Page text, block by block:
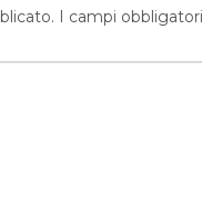
I campi